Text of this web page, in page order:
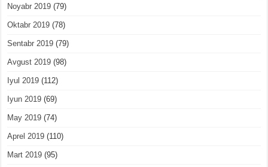
Noyabr 2019 (79)
Oktabr 2019 (78)
Sentabr 2019 (79)
Avgust 2019 (98)
Iyul 2019 (112)
Iyun 2019 (69)
May 2019 (74)
Aprel 2019 (110)
Mart 2019 (95)